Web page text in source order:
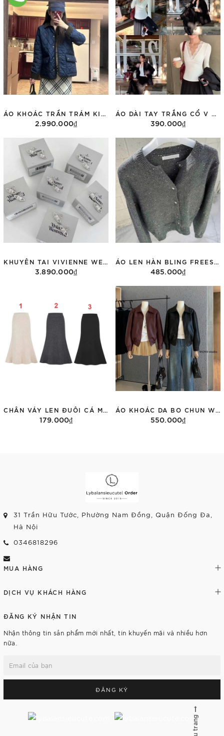
2.990.000₫
Tùy chọn
390.000₫
Tùy chọn
3.890.000₫ 485.000₫
Tùy chọn
179.000₫ 550.000₫
31 Trần Hữu Tước, Phường Nam Đồng, Quận Đống Đa,
Hà Nội
0346818296
MUA HÀNG
DỊCH VỤ KHÁCH HÀNG
ĐĂNG KÝ NHẬN TIN
Nhận thông tin sản phẩm mới nhất, tin khuyến mãi và nhiều hơn
nữa.
ĐĂNG KÝ